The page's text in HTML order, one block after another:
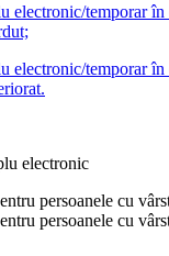
electronic/temporar
electronic/temporar
electronic
persoanele cu
persoanele cu